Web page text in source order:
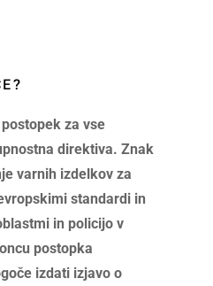
za vse
direktiva. Znak
varnih izdelkov za
standardi in
in policijo v
postopka
izdati izjavo o